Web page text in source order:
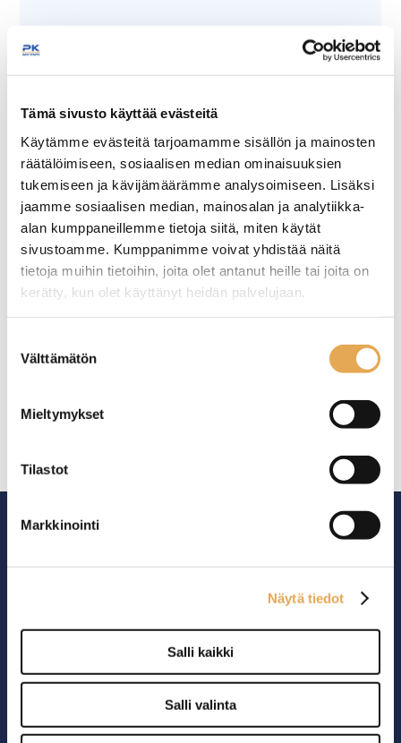
Tämä sivusto käyttää evästeitä
Käytämme evästeitä tarjoamamme sisällön ja mainosten
räätälöimiseen, sosiaalisen median ominaisuuksien
tukemiseen ja kävijämäärämme analysoimiseen. Lisäksi
jaamme sosiaalisen median, mainosalan ja analytiikka-
alan kumppaneillemme tietoja siitä, miten käytät
sivustoamme. Kumppanimme voivat yhdistää näitä
tietoja muihin tietoihin, joita olet antanut heille tai joita on
kerätty, kun olet käyttänyt heidän palvelujaan.
valinta
Välttämätön
Mieltymykset
Tilastot
Markkinointi
Näytä tiedot
Salli kaikki
Salli valinta
Tämäkin laite sopivasti
Ammattikeittiöiden asialla.
29 vuoden kokemuksella ympäri Suomen
OTA YHTEYTTÄ ›